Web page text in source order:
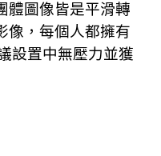
體圖像皆是平滑轉
像，每個人都擁有
設置中無壓力並獲